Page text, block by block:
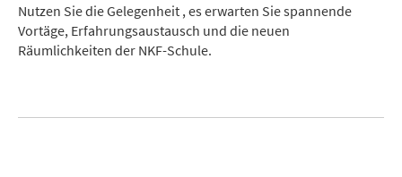
Nutzen Sie die Gelegenheit , es erwarten Sie spannende
Vortäge, Erfahrungsaustausch und die neuen
Räumlichkeiten der NKF-Schule.